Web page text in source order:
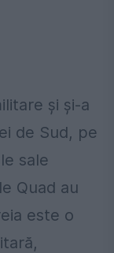
și și-a
de Sud, pe
sale
Quad au
este o